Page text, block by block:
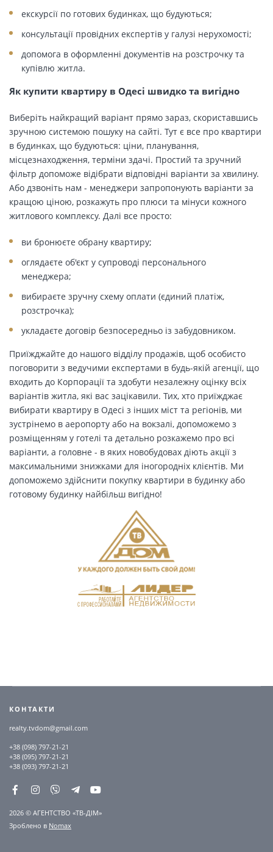
екскурсії по готових будинках, що будуються;
консультації провідних експертів у галузі нерухомості;
допомога в оформленні документів на розстрочку та
купівлю житла.
Як купити квартиру в Одесі швидко та вигідно
Виберіть найкращий варіант прямо зараз, скориставшись
зручною системою пошуку на сайті. Тут є все про квартири
в будинках, що будуються: ціни, планування,
місцезнаходження, терміни здачі. Простий та зручний
фільтр допоможе відібрати відповідні варіанти за хвилину.
Або дзвоніть нам - менеджери запропонують варіанти за
кращою ціною, розкажуть про плюси та мінуси кожного
житлового комплексу. Далі все просто:
ви бронюєте обрану квартиру;
оглядаєте об'єкт у супроводі персонального
менеджера;
вибираєте зручну схему оплати (єдиний платіж,
розстрочка);
укладаєте договір безпосередньо із забудовником.
Приїжджайте до нашого відділу продажів, щоб особисто
поговорити з ведучими експертами в будь-якій агенції, що
входить до Корпорації та здобути незалежну оцінку всіх
варіантів житла, які вас зацікавили. Тих, хто приїжджає
вибирати квартиру в Одесі з інших міст та регіонів, ми
зустрінемо в аеропорту або на вокзалі, допоможемо з
розміщенням у готелі та детально розкажемо про всі
варіанти, а головне - в яких новобудовах діють акції з
максимальними знижками для іногородніх клієнтів. Ми
допоможемо здійснити покупку квартири в будинку або
готовому будинку найбільш вигідно!
КОНТАКТИ
realty.tvdom@gmail.com
+38 (098) 797-21-21
+38 (095) 797-21-21
+38 (093) 797-21-21
2026 © АГЕНТСТВО «ТВ-ДІМ»
Зроблено в Nomax